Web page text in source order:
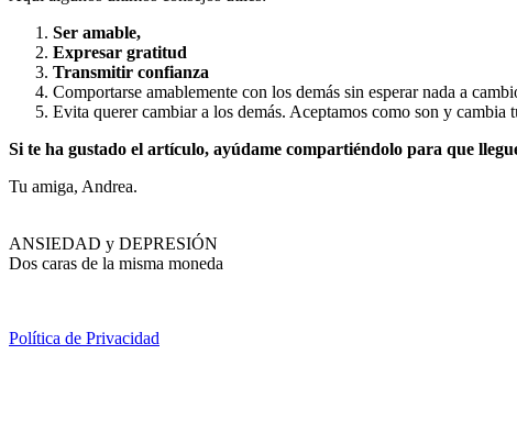
Ser amable,
Expresar gratitud
Transmitir confianza
Comportarse amablemente con los demás sin esperar nada a
Evita querer cambiar a los demás. Aceptamos como son y
Si te ha gustado el artículo, ayúdame compartiéndolo para que
Tu amiga, Andrea.
ANSIEDAD y DEPRESIÓN
Dos caras de la misma moneda
Política de Privacidad